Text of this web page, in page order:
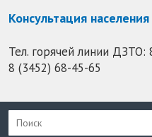
Консультация населения
Тел. горячей линии ДЗТО:
8 (3452) 68-45-65